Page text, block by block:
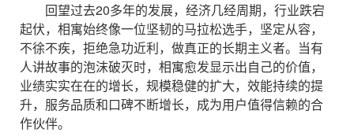
回望过去20多年的发展，经济几经周期，行业跌宕
起伏，相寓始终像一位坚韧的马拉松选手，坚定从容，
不徐不疾，拒绝急功近利，做真正的长期主义者。当有
人讲故事的泡沫破灭时，相寓愈发显示出自己的价值，
业绩实实在在的增长，规模稳健的扩大，效能持续的提
升，服务品质和口碑不断增长，成为用户值得信赖的合
作伙伴。